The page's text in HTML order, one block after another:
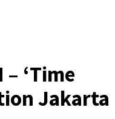
– ‘Time
Jakarta